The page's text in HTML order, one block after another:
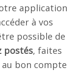
application
à vos
possible de
postés, faites
bon compte